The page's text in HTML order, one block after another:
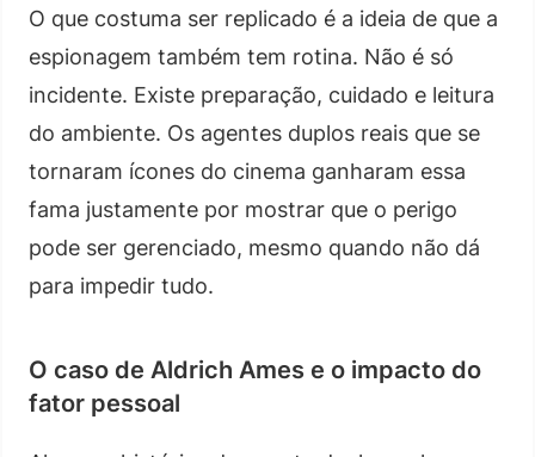
O que costuma ser replicado é a ideia de que a
espionagem também tem rotina. Não é só
incidente. Existe preparação, cuidado e leitura
do ambiente. Os agentes duplos reais que se
tornaram ícones do cinema ganharam essa
fama justamente por mostrar que o perigo
pode ser gerenciado, mesmo quando não dá
para impedir tudo.
O caso de Aldrich Ames e o impacto do
fator pessoal